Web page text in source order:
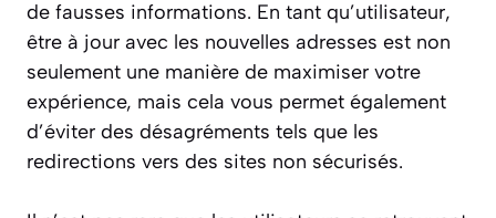
de fausses informations. En tant qu’utilisateur,
être à jour avec les nouvelles adresses est non
seulement une manière de maximiser votre
expérience, mais cela vous permet également
d’éviter des désagréments tels que les
redirections vers des sites non sécurisés.